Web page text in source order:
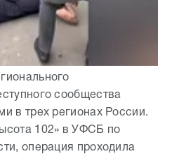
сообщества
в трех регионах России.
102» в УФСБ по
операция проходила